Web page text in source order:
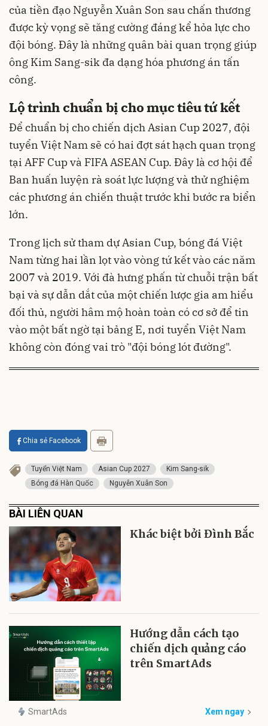
của tiền đạo Nguyễn Xuân Son sau chấn thương
được kỳ vọng sẽ tăng cường đáng kể hỏa lực cho
đội bóng. Đây là những quân bài quan trọng giúp
ông Kim Sang-sik đa dạng hóa phương án tấn
công.
Lộ trình chuẩn bị cho mục tiêu tứ kết
Để chuẩn bị cho chiến dịch Asian Cup 2027, đội
tuyển Việt Nam sẽ có hai đợt sát hạch quan trọng
tại AFF Cup và FIFA ASEAN Cup. Đây là cơ hội để
Ban huấn luyện rà soát lực lượng và thử nghiệm
các phương án chiến thuật trước khi bước ra biển
lớn.
Trong lịch sử tham dự Asian Cup, bóng đá Việt
Nam từng hai lần lọt vào vòng tứ kết vào các năm
2007 và 2019. Với đà hưng phấn từ chuỗi trận bất
bại và sự dẫn dắt của một chiến lược gia am hiểu
đối thủ, người hâm mộ hoàn toàn có cơ sở để tin
vào một bất ngờ tại bảng E, nơi tuyển Việt Nam
không còn đóng vai trò "đội bóng lót đường".
Chia sẻ Facebook
Tuyển Việt Nam Asian Cup 2027
Kim Sang-sik
Bóng đá Hàn Quốc
Nguyễn Xuân Son
BÀI LIÊN QUAN
Khác biệt bởi Đình Bắc
Hướng dẫn cách tạo
chiến dịch quảng cáo
trên SmartAds
SmartAds Xem ngay